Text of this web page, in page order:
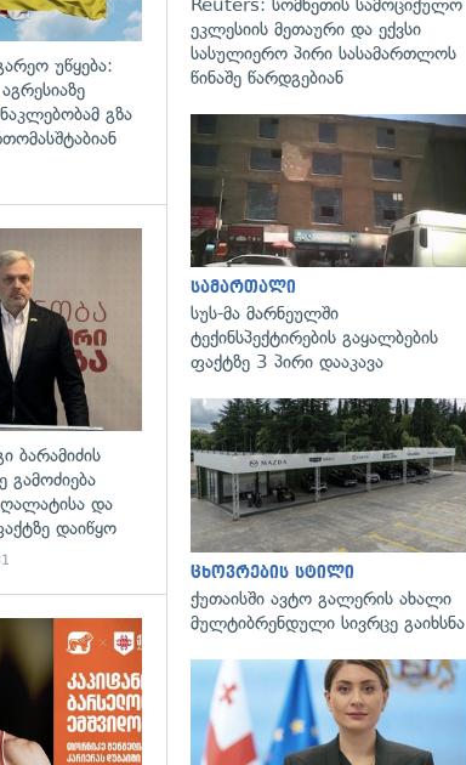
უწყება:
გზა
გადახედვა
ბარამიძის
გამოძიება
და
დაიწყო
ეკლესიის მეთაური და ექვსი
სასულიერო პირი სასამართლოს
წინაშე წარდგებიან
სამართალი
სუს-მა მარნეულში
ტექინსპექტირების გაყალბების
ფაქტზე 3 პირი დააკავა
ცხოვრების სტილი
ქუთაისში ავტო გალერის ახალი
მულტიბრენდული სივრცე გაიხსნა